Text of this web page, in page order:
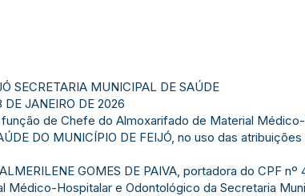
SECRETARIA MUNICIPAL DE SAÚDE
JANEIRO DE 2026
de Chefe do Almoxarifado de Material
DO MUNICÍPIO DE FEIJÓ, no uso das
GOMES DE PAIVA, portadora do CPF
Médico-Hospitalar e Odontológico da Secretaria